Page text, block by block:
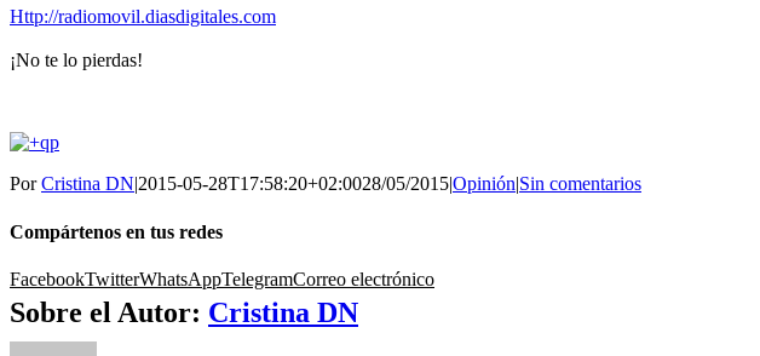
Http://radiomovil.diasdigitales.com
¡No te lo pierdas!
PorCristina DN|2015-05-28T17:58:20+02:0028/05/2015|Opinión|Sin comentarios
Compártenos en tus redes
FacebookTwitterWhatsAppTelegramCorreo electrónico
Sobre el Autor: Cristina DN